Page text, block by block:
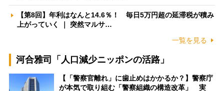
【第8回】年利はなんと14.6％！ 毎日5万円超の延滞税が積み
上がっていく ｜ 突然マルサ…
一覧を見る
河合雅司「人口減少ニッポンの活路」
【「警察官離れ」に歯止めはかかるか？】警察庁
が本気で取り組む「警察組織の構造改革」 実